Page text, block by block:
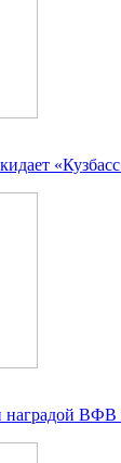
наградой ВФВ